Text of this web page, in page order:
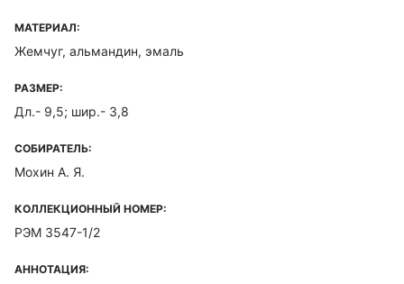
МАТЕРИАЛ:
Жемчуг, альмандин, эмаль
РАЗМЕР:
Дл.- 9,5; шир.- 3,8
СОБИРАТЕЛЬ:
Мохин А. Я.
КОЛЛЕКЦИОННЫЙ НОМЕР:
РЭМ 3547-1/2
АННОТАЦИЯ: